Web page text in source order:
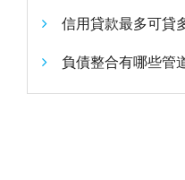
信用貸款最多可貸
負債整合有哪些管